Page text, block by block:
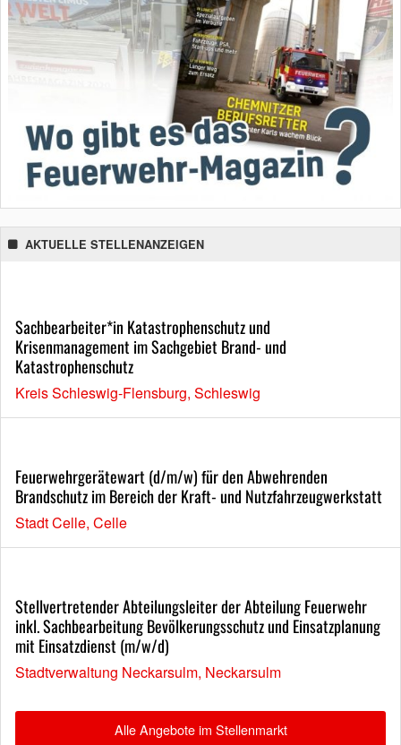
AKTUELLE STELLENANZEIGEN
Sachbearbeiter*in Katastrophenschutz und
Krisenmanagement im Sachgebiet Brand- und
Katastrophenschutz
Kreis Schleswig-Flensburg, Schleswig
Feuerwehrgerätewart (d/m/w) für den Abwehrenden
Brandschutz im Bereich der Kraft- und Nutzfahrzeugwerkstatt
Stadt Celle, Celle
Stellvertretender Abteilungsleiter der Abteilung Feuerwehr
inkl. Sachbearbeitung Bevölkerungsschutz und Einsatzplanung
mit Einsatzdienst (m/w/d)
Stadtverwaltung Neckarsulm, Neckarsulm
Alle Angebote im Stellenmarkt